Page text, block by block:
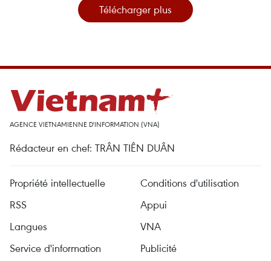
Télécharger plus
AGENCE VIETNAMIENNE D'INFORMATION (VNA)
Rédacteur en chef: TRÂN TIÊN DUÂN
Propriété intellectuelle
Conditions d'utilisation
RSS
Appui
Langues
VNA
Service d'information
Publicité